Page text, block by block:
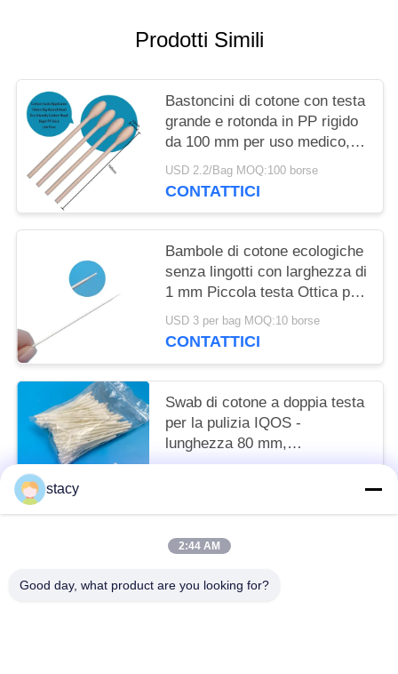
Prodotti Simili
Bastoncini di cotone con testa
grande e rotonda in PP rigido
da 100 mm per uso medico,
Qtips, applicatori con
tampone di cotone per
USD 2.2/Bag MOQ:100 borse
CONTATTICI
Bambole di cotone ecologiche
senza lingotti con larghezza di
1 mm Piccola testa Ottica per
pulire i buchi
USD 3 per bag MOQ:10 borse
CONTATTICI
Swab di cotone a doppia testa
per la pulizia IQOS -
lunghezza 80 mm,
confezionati singolarmente
stacy
2:44 AM
Good day, what product are you looking for?